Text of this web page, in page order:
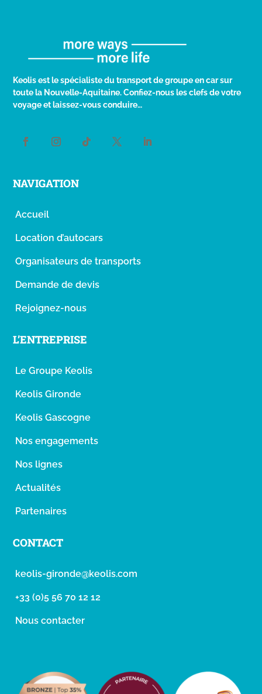
Keolis est le spécialiste du transport de groupe en car sur
toute la Nouvelle-Aquitaine. Confiez-nous les clefs de votre
voyage et laissez-vous conduire…
NAVIGATION
Accueil
Location d’autocars
Organisateurs de transports
Demande de devis
Rejoignez-nous
L’ENTREPRISE
Le Groupe Keolis
Keolis Gironde
Keolis Gascogne
Nos engagements
Nos lignes
Actualités
Partenaires
CONTACT
keolis-gironde@keolis.com
+33 (0)5 56 70 12 12
Nous contacter